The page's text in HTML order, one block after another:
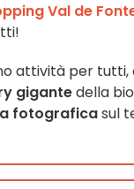
Val de
attività per
gigantedella
fotograficasul